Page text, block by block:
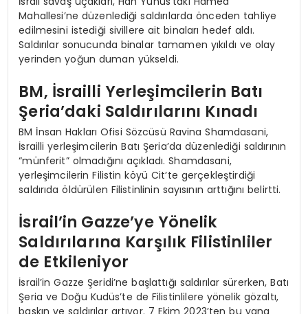
Mahallesi’ne düzenlediği saldırılarda önceden tahliye
edilmesini istediği sivillere ait binaları hedef aldı.
Saldırılar sonucunda binalar tamamen yıkıldı ve olay
yerinden yoğun duman yükseldi.
BM, İsrailli Yerleşimcilerin Batı
Şeria’daki Saldırılarını Kınadı
BM İnsan Hakları Ofisi Sözcüsü Ravina Shamdasani,
İsrailli yerleşimcilerin Batı Şeria’da düzenlediği saldırının
“münferit” olmadığını açıkladı. Shamdasani,
yerleşimcilerin Filistin köyü Cit’te gerçekleştirdiği
saldırıda öldürülen Filistinlinin sayısının arttığını belirtti.
İsrail’in Gazze’ye Yönelik
Saldırılarına Karşılık Filistinliler
de Etkileniyor
İsrail’in Gazze Şeridi’ne başlattığı saldırılar sürerken, Batı
Şeria ve Doğu Kudüs’te de Filistinlilere yönelik gözaltı,
baskın ve saldırılar artıyor. 7 Ekim 2023’ten bu yana